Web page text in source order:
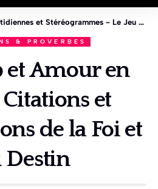
Voyons Voir - Enigmes Quotidiennes et Stéréogrammes - Le Jeu des 1%
& PROVERBES
et Amour en
et
de la Foi et
Destin